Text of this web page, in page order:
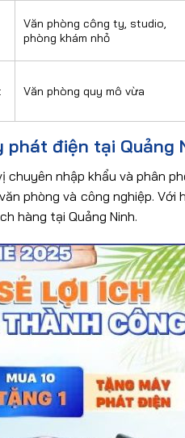
Văn phòng công ty, studio,
phòng khám nhỏ
Văn phòng quy mô vừa
điện tại Quảng
vị chuyên nhập khẩu và
phòng và công nghiệp.
hàng tại Quảng Ninh.